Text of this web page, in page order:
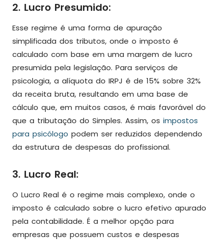
2. Lucro Presumido:
Esse regime é uma forma de apuração
simplificada dos tributos, onde o imposto é
calculado com base em uma margem de lucro
presumida pela legislação. Para serviços de
psicologia, a alíquota do IRPJ é de 15% sobre 32%
da receita bruta, resultando em uma base de
cálculo que, em muitos casos, é mais favorável do
que a tributação do Simples. Assim, os impostos
para psicólogo podem ser reduzidos dependendo
da estrutura de despesas do profissional.
3. Lucro Real:
O Lucro Real é o regime mais complexo, onde o
imposto é calculado sobre o lucro efetivo apurado
pela contabilidade. É a melhor opção para
empresas que possuem custos e despesas